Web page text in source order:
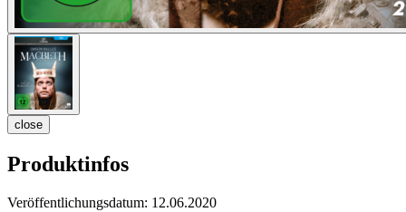
close
Produktinfos
Veröffentlichungsdatum: 12.06.2020